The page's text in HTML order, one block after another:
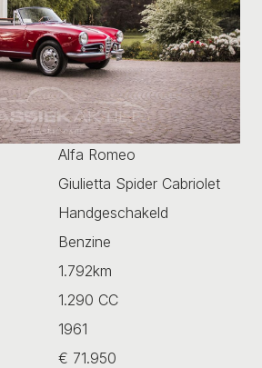
Alfa Romeo
Giulietta Spider Cabriolet
Handgeschakeld
Benzine
1.792km
1.290 CC
1961
€ 71.950